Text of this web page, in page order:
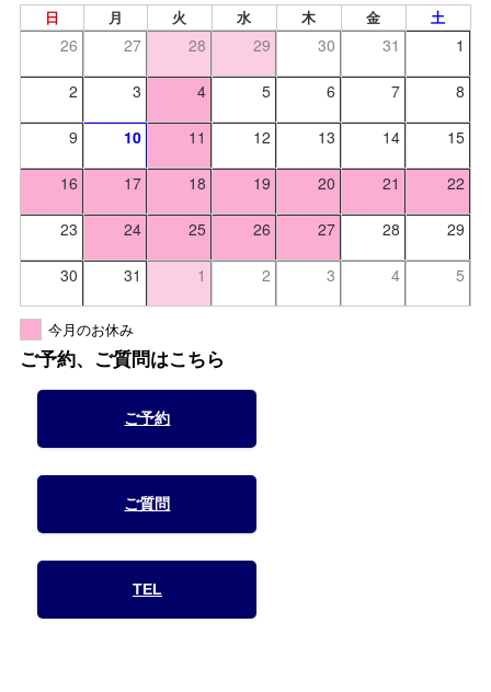
日 月 火 水 木 金 土
26 27 28 29 30 31 1
2 3 4 5 6 7 8
9 10 11 12 13 14 15
16 17 18 19 20 21 22
23 24 25 26 27 28 29
30 31 1 2 3 4 5
今月のお休み
ご予約、ご質問はこちら
ご予約
ご質問
TEL